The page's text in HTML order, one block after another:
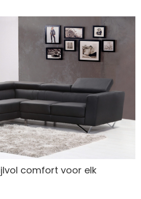
comfort voor elk